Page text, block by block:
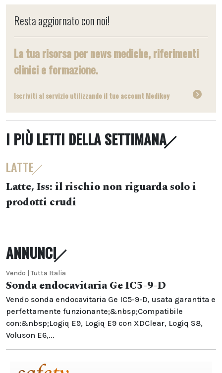
Resta aggiornato con noi!
La tua risorsa per news mediche, riferimenti
clinici e formazione.
Iscriviti al servizio utilizzando il tuo account Medikey
I PIÙ LETTI DELLA SETTIMANA
LATTE
Latte, Iss: il rischio non riguarda solo i
prodotti crudi
ANNUNCI
Vendo | Tutta Italia
Sonda endocavitaria Ge IC5-9-D
Vendo sonda endocavitaria Ge IC5-9-D, usata garantita e
perfettamente funzionante;&nbsp;Compatibile
con:&nbsp;Logiq E9, Logiq E9 con XDClear, Logiq S8,
Voluson E6,...